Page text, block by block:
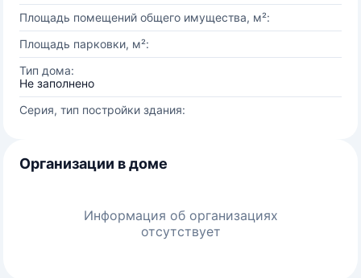
Площадь помещений общего имущества, м²:
Площадь парковки, м²:
Тип дома:
Не заполнено
Серия, тип постройки здания:
Организации в доме
Информация об организациях
отсутствует